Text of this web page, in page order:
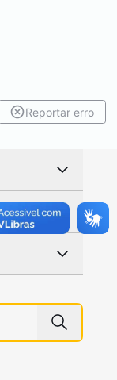
Reportar erro